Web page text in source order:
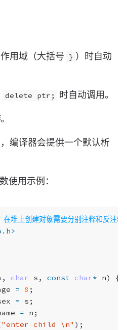
用域（大括号 } ）时自动
delete ptr; 时自动调用。
。
编译器会提供一个默认析
使用示例：
, char s , const char* n)
{
= 8 ;
= s ;
= n ;
"enter child \n" );